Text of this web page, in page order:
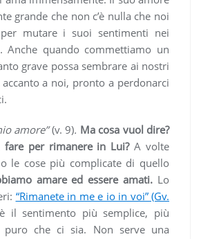
grande che non c’è nulla che noi
mutare i suoi sentimenti nei
Anche quando commettiamo un
grave possa sembrare ai nostri
a noi, pronto a perdonarci
amore”(v. 9). Ma cosa vuol dire?
fare per rimanere in Lui?A volte
le cose più complicate di quello
amare ed essere amati. Lo
“Rimanete in me e io in voi” (Gv.
è il sentimento più semplice, più
puro che ci sia. Non serve una